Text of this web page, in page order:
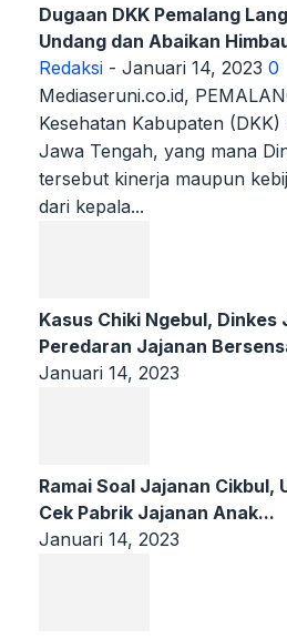
Dugaan DKK Pemalang
Undang dan Abaikan
Redaksi - Januari 14, 2023 0
Mediaseruni.co.id,
Kesehatan Kabupaten
Jawa Tengah, yang mana
tersebut kinerja maupun
dari kepala...
Kasus Chiki Ngebul,
Peredaran Jajanan
Januari 14, 2023
Ramai Soal Jajanan Cikbul,
Cek Pabrik Jajanan Anak...
Januari 14, 2023